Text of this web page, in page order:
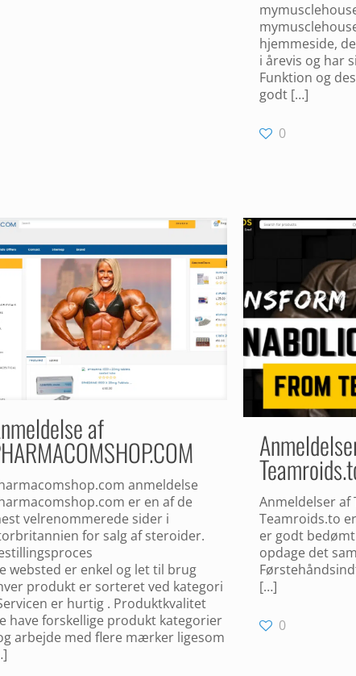
hjemmeside,
i årevis og har
Funktion og
godt […]
0
af
anmeldelse
er en af ​​de
velrenommerede sider i
for salg af steroider.
websted er enkel og let til brug
produkt er sorteret ved kategori
er hurtig . Produktkvalitet
have forskellige produkt kategorier
arbejde med flere mærker ligesom Magnus
Anmeldelser
Teamroids.to
er godt
opdage det
[…]
0